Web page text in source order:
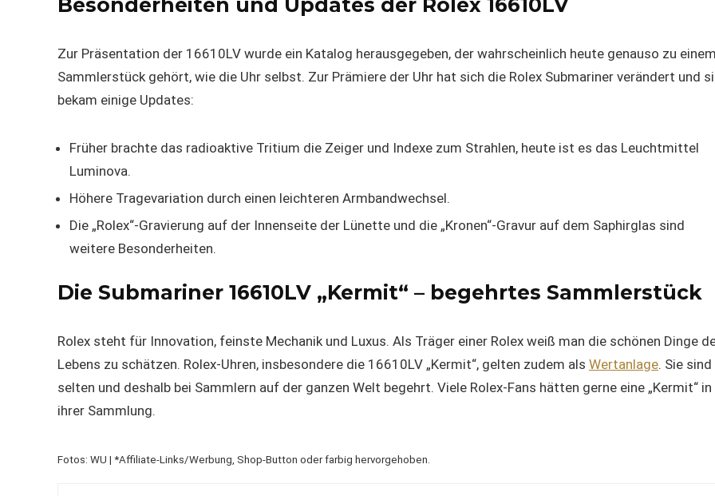
Zur Präsentation der 16610LV wurde ein Katalog herausgegeben, der wahrscheinlich heute genauso zu
Sammlerstück gehört, wie die Uhr selbst. Zur Prämiere der Uhr hat sich die Rolex Submariner verändert und
bekam einige Updates:
Früher brachte das radioaktive Tritium die Zeiger und Indexe zum Strahlen, heute ist es das Leuchtmittel
Luminova.
Höhere Tragevariation durch einen leichteren Armbandwechsel.
Die „Rolex“-Gravierung auf der Innenseite der Lünette und die „Kronen“-Gravur auf dem Saphirglas sind
weitere Besonderheiten.
Die Submariner 16610LV „Kermit“ – begehrtes Sammlerstück
Rolex steht für Innovation, feinste Mechanik und Luxus. Als Träger einer Rolex weiß man die schönen Dinge
Lebens zu schätzen. Rolex-Uhren, insbesondere die 16610LV „Kermit“, gelten zudem als Wertanlage. Sie sind
selten und deshalb bei Sammlern auf der ganzen Welt begehrt. Viele Rolex-Fans hätten gerne eine „Kermit“ in
ihrer Sammlung.
Fotos: WU | *Affiliate-Links/Werbung, Shop-Button oder farbig hervorgehoben.